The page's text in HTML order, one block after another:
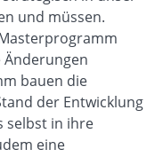
und müssen.
bauen die
der Entwicklung
selbst in ihre
eine